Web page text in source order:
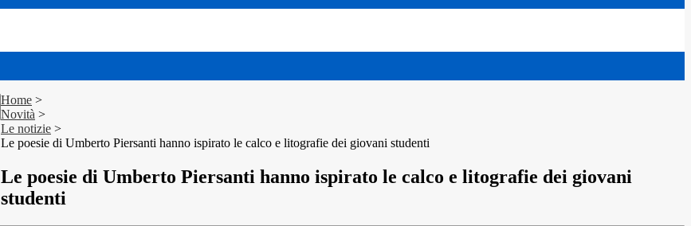
Home >
Novità >
Le notizie >
Le poesie di Umberto Piersanti hanno ispirato le calco e litografie dei giovani studenti
Le poesie di Umberto Piersanti hanno ispirato le calco e litografie dei giovani
studenti